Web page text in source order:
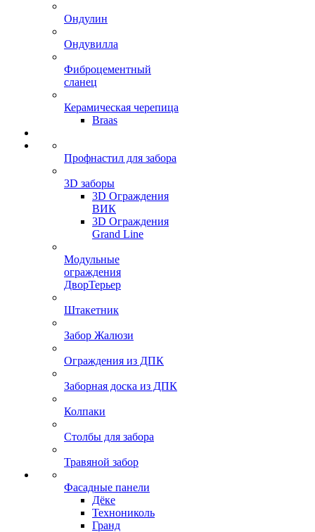
Ондулин
Ондувилла
Фиброцементный
сланец
Керамическая черепица
Braas
Профнастил для забора
3D заборы
3D Ограждения
ВИК
3D Ограждения
Grand Line
Модульные
ограждения
ДворТерьер
Штакетник
Забор Жалюзи
Ограждения из ДПК
Заборная доска из ДПК
Колпаки
Столбы для забора
Травяной забор
Фасадные панели
Дёке
Технониколь
Гранд